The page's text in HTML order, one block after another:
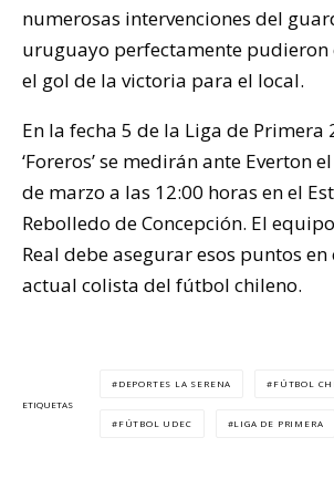
numerosas intervenciones del
uruguayo perfectamente pudieron
el gol de la victoria para el local.
En la fecha 5 de la Liga de Primera
‘Foreros’ se medirán ante Everton
de marzo a las 12:00 horas en el
Rebolledo de Concepción. El
Real debe asegurar esos puntos en
actual colista del fútbol chileno.
ETIQUETAS
DEPORTES LA SERENA FÚTBOL
FÚTBOL UDEC LIGA DE PRIMERA